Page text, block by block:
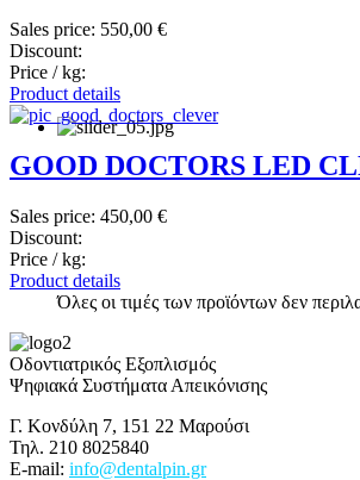
Sales price: 550,00 €
Discount:
Price / kg:
Product details
GOOD DOCTORS LED
Sales price: 450,00 €
Discount:
Price / kg:
Product details
Όλες οι τιμές των προϊόντων δεν
Οδοντιατρικός Εξοπλισμός
Ψηφιακά Συστήματα Απεικόνισης
Γ. Κονδύλη 7, 151 22 Μαρούσι
Τηλ. 210 8025840
E-mail: info@dentalpin.gr